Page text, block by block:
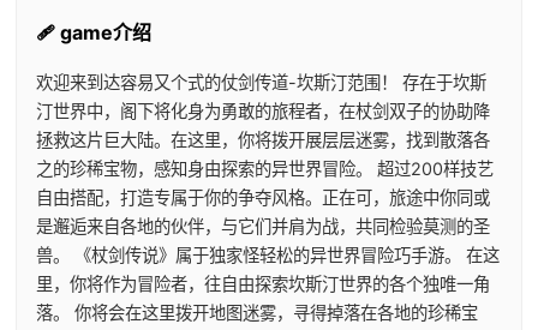
🩹 game介绍
欢迎来到达容易又个式的仗剑传道-坎斯汀范围！ 存在于坎斯
汀世界中，阁下将化身为勇敢的旅程者，在杖剑双子的协助降
拯救这片巨大陆。在这里，你将拨开展层层迷雾，找到散落各
之的珍稀宝物，感知身由探索的异世界冒险。 超过200样技艺
自由搭配，打造专属于你的争夺风格。正在可，旅途中你同或
是邂逅来自各地的伙伴，与它们并肩为战，共同检验莫测的圣
兽。 《杖剑传说》属于独家怪轻松的异世界冒险巧手游。 在这
里，你将作为冒险者，往自由探索坎斯汀世界的各个独唯一角
落。 你将会在这里拨开地图迷雾，寻得掉落在各地的珍稀宝